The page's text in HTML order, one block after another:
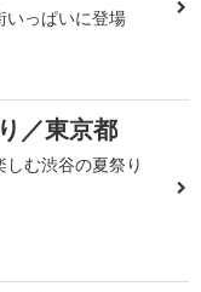
いっぱいに登場
／東京都
む渋谷の夏祭り